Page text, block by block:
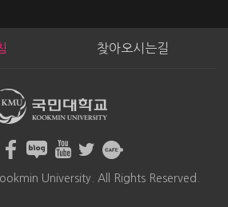
찾아오시는길
University. All Rights Reserved.